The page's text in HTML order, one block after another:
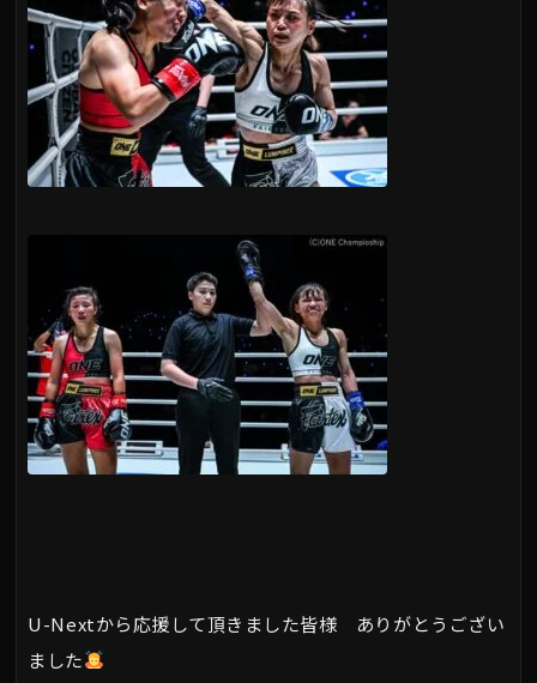
U-Nextから応援して頂きました皆様 ありがとうござい
ました